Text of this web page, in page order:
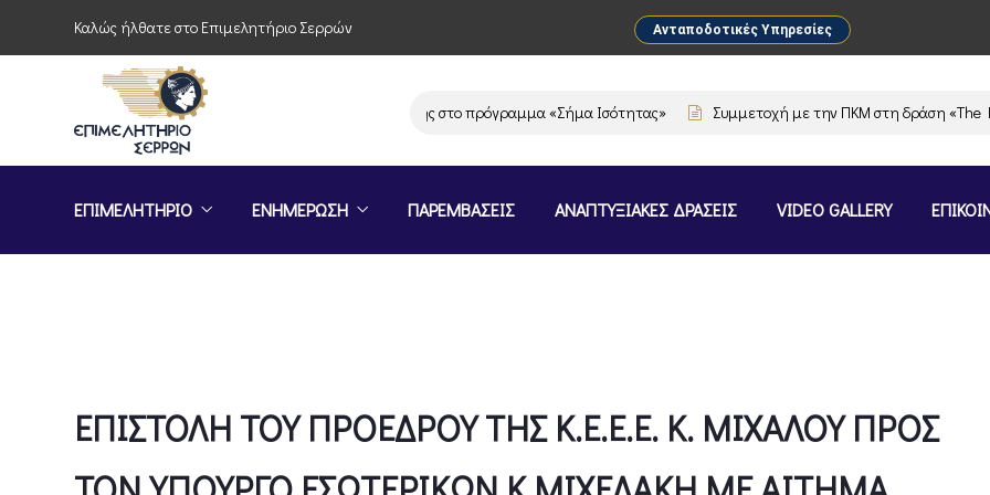
Καλώς ήλθατε στο Επιμελητήριο Σερρών Ανταποδοτικές Υπηρεσίες
Πρόσκληση συμμετοχής στο πρόγραμμα «Σήμα Ισότητας» Συμμετοχή με την ΠΚΜ στη δράση «The
ΕΠΙΜΕΛΗΤΗΡΙΟ ΕΝΗΜΕΡΩΣΗ ΠΑΡΕΜΒΑΣΕΙΣ ΑΝΑΠΤΥΞΙΑΚΕΣ ΔΡΑΣΕΙΣ VIDEO GALLERY
ΕΠΙΣΤΟΛΗ ΤΟΥ ΠΡΟΕΔΡΟΥ ΤΗΣ Κ.Ε.Ε.Ε. Κ. ΜΙΧΑΛΟΥ ΠΡΟΣ